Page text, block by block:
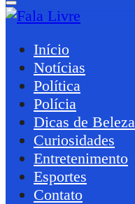
Início
Notícias
Política
Polícia
Dicas de Beleza
Curiosidades
Entretenimento
Esportes
Contato